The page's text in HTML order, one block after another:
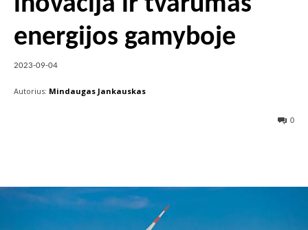
energijos gamyboje
2023-09-04
Autorius: Mindaugas Jankauskas
0